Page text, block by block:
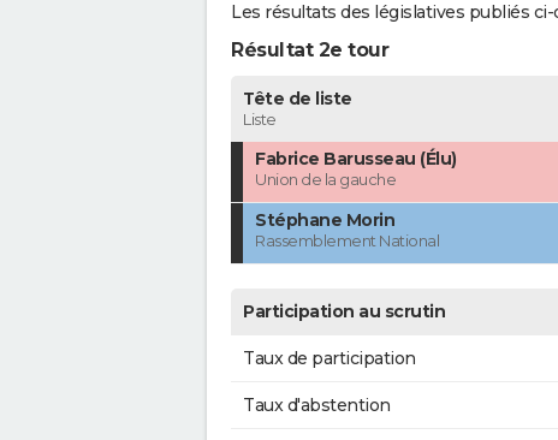
Les résultats des législatives publiés
Résultat 2e tour
Tête de liste
Liste
Fabrice Barusseau (Élu)
Union de la gauche
Stéphane Morin
Rassemblement National
Participation au scrutin
Taux de participation
Taux d'abstention